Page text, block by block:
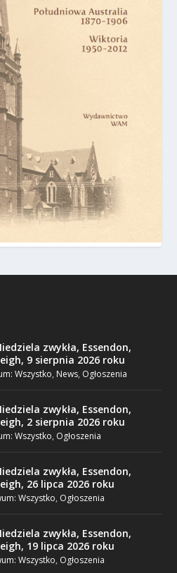
zwykła, Essendon,
9 sierpnia 2026 roku
Wszystko, News, Ogłoszenia
zwykła, Essendon,
2 sierpnia 2026 roku
Wszystko, Ogłoszenia
zwykła, Essendon,
26 lipca 2026 roku
Wszystko, Ogłoszenia
zwykła, Essendon,
19 lipca 2026 roku
Wszystko, Ogłoszenia